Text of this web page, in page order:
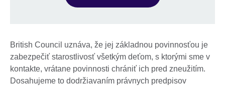
British Council uznáva, že jej základnou povinnosťou je
zabezpečiť starostlivosť všetkým deťom, s ktorými sme v
kontakte, vrátane povinnosti chrániť ich pred zneužitím.
Dosahujeme to dodržiavaním právnych predpisov